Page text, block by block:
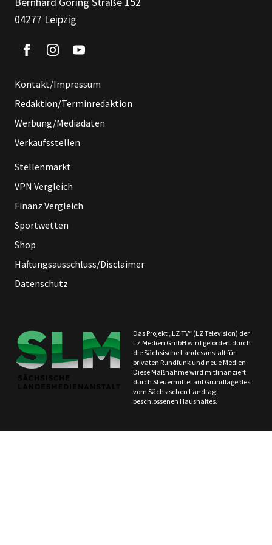
04277 Leipzig
Kontakt/Impressum
Redaktion/Terminredaktion
Werbung/Mediadaten
Verkaufsstellen
Stellenmarkt
VPN Vergleich
Finanz Vergleich
Sportwetten
Shop
Haftungsausschluss/Disclaimer
Datenschutz
Das Projekt „LZ TV“ (LZ Television) der
LZ Medien GmbH wird gefördert durch
die Sächsische Landesanstalt für
privaten Rundfunk und neue Medien.
Diese Maßnahme wird mitfinanziert
durch Steuermittel auf Grundlage des
vom Sächsischen Landtag
beschlossenen Haushaltes.